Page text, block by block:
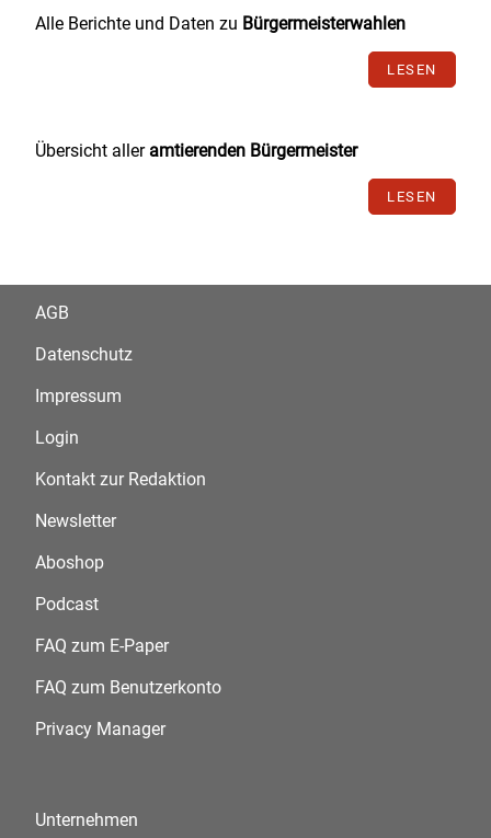
Alle Berichte und Daten zu Bürgermeisterwahlen
LESEN
Übersicht aller amtierenden Bürgermeister
LESEN
AGB
Datenschutz
Impressum
Login
Kontakt zur Redaktion
Newsletter
Aboshop
Podcast
FAQ zum E-Paper
FAQ zum Benutzerkonto
Privacy Manager
Unternehmen